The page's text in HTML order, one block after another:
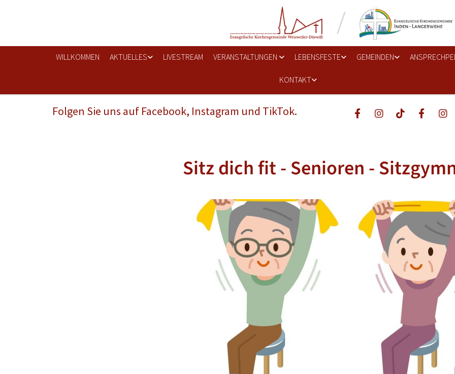
WILLKOMMEN AKTUELLES LIVESTREAM VERANSTALTUNGEN LEBENSFESTE GEMEINDEN
KONTAKT
Folgen Sie uns auf Facebook, Instagram und TikTok.
Sitz dich fit - Senioren -